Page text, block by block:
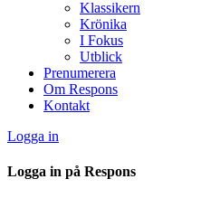
Klassikern
Krönika
I Fokus
Utblick
Prenumerera
Om Respons
Kontakt
Logga in
Logga in på Respons